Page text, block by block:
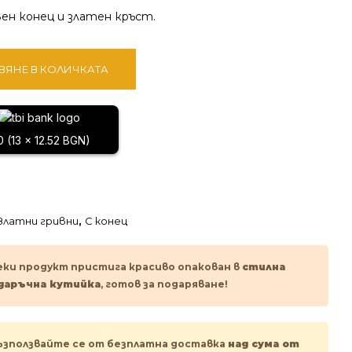
конец и златен кръст.
В КОЛИЧКАТА
(13 x 12.52 BGN)
гривни, С конец
продукт пристига красиво опакован в стилна
кутийка, готов за подаряване!
се от безплатна доставка над сума от